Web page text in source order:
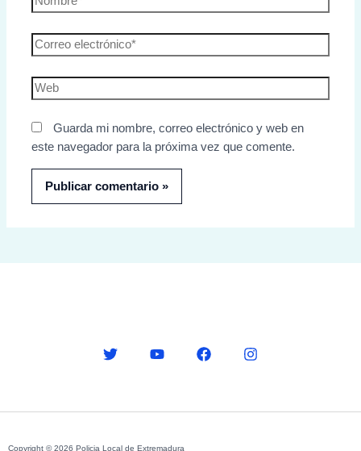
Guarda mi nombre, correo electrónico y web en
este navegador para la próxima vez que comente.
Copyright © 2026 Policia Local de Extremadura